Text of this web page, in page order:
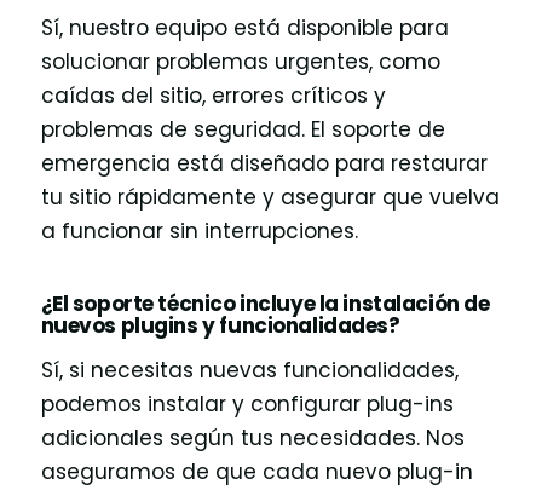
Sí, nuestro equipo está disponible para
solucionar problemas urgentes, como
caídas del sitio, errores críticos y
problemas de seguridad. El soporte de
emergencia está diseñado para restaurar
tu sitio rápidamente y asegurar que vuelva
a funcionar sin interrupciones.
¿El soporte técnico incluye la instalación de
nuevos plugins y funcionalidades?
Sí, si necesitas nuevas funcionalidades,
podemos instalar y configurar plug-ins
adicionales según tus necesidades. Nos
aseguramos de que cada nuevo plug-in